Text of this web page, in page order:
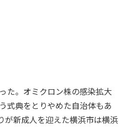
た。オミクロン株の感染拡大
式典をとりやめた自治体もあ
が新成人を迎えた横浜市は横浜